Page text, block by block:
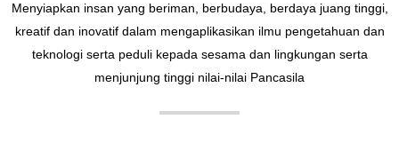
Menyiapkan insan yang beriman, berbudaya, berdaya juang tinggi,
kreatif dan inovatif dalam mengaplikasikan ilmu pengetahuan dan
teknologi serta peduli kepada sesama dan lingkungan serta
menjunjung tinggi nilai-nilai Pancasila